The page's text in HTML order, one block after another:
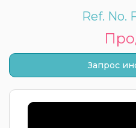
Ref. No.
Запрос